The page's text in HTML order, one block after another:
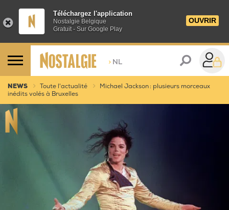
Téléchargez l'application
Nostalgie Belgique
Gratuit - Sur Google Play
OUVRIR
> NL
NEWS Toute l'actualité
Michael Jackson : plusieurs morceaux
inédits volés à Bruxelles